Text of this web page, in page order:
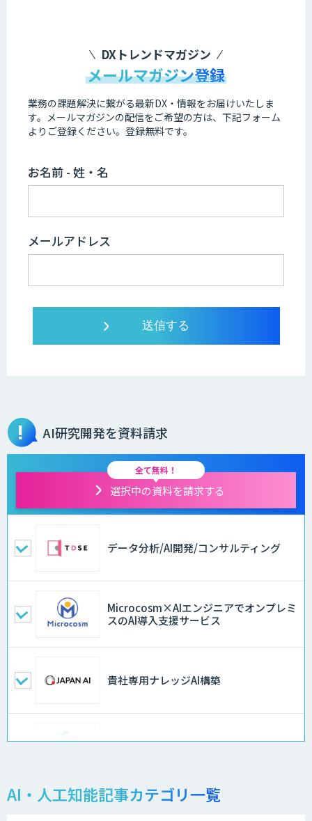
DXトレンドマガジン
メールマガジン登録
業務の課題解決に繋がる最新DX・情報をお届けいたしま
す。 メールマガジンの配信をご希望の方は、下記フォーム
よりご登録ください。登録無料です。
お名前 - 姓・名
メールアドレス
AI研究開発を資料請求
全て無料！
選択中の資料を請求する
データ分析/AI開発/コンサルティング
Microcosm×AIエンジニアでオンプレミ
スのAI導入支援サービス
貴社専用ナレッジAI構築
異常検知AI
需要予測＋業務最適化AIシステム
AI・人工知能記事カテゴリ一覧